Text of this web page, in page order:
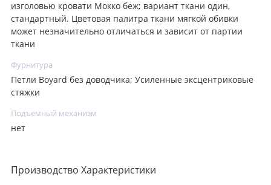
изголовью кровати Мокко беж; вариант ткани один,
стандартный. Цветовая палитра ткани мягкой обивки
может незначительно отличаться и зависит от партии
ткани
Фурнитура
Петли Boyard без доводчика; Усиленные эксцентриковые
стяжки
Подъемный механизм
нет
Производство Характеристики